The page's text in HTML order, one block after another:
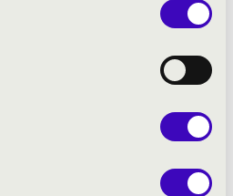
2022-ben a Liszt Ünnep
léphetett fel, de hazai
partnereként is találkozhatott
(Óbudai Danubia Zenekar,
Magyar Rádió Szimfonikus
Az Óbudai Danubia Zenekar
Ligeti György: